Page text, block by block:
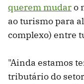
querem mudaro
ao turismo para
complexo) entre
"Ainda estamos
tributário do